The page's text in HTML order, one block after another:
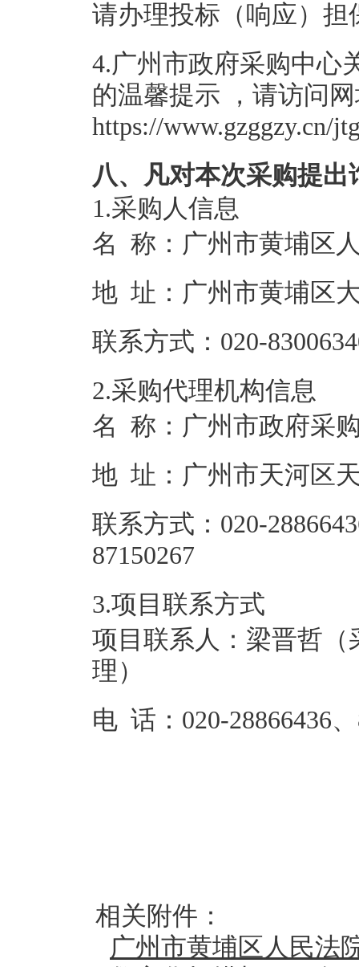
请办理投标（响应）
4.广州市政府采购中心
的温馨提示 ，请访问
https://www.gzggzy.cn/
八、凡对本次采购提
1.采购人信息
名 称： 广州市黄埔区
地 址： 广州市黄埔区
联系方式： 020-
2.采购代理机构信息
名 称： 广州市政府采
地 址： 广州市天河区
联系方式： 020-
87150267
3.项目联系方式
项目联系人： 梁晋哲（
理）
电 话： 020-28866436
相关附件：
广州市黄埔区人民法